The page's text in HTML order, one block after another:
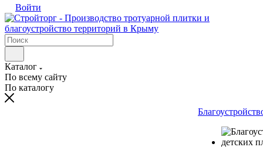
Войти
Каталог
По всему сайту
По каталогу